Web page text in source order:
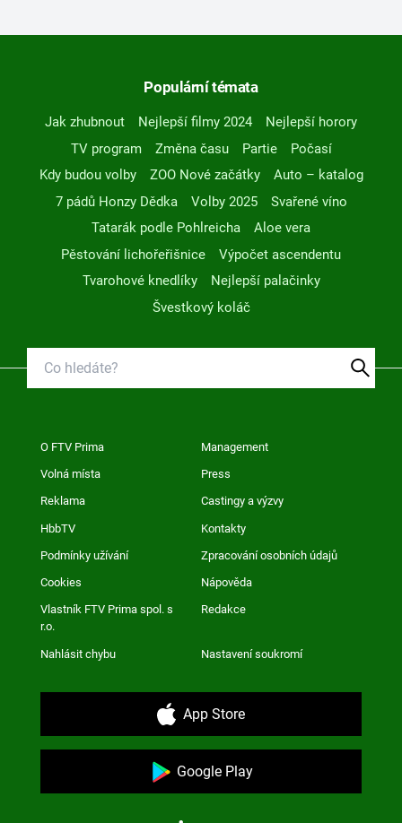
Populární témata
Jak zhubnout Nejlepší filmy 2024
Nejlepší horory
TV program
Změna času Partie
Počasí
Kdy budou volby
ZOO Nové začátky
Auto – katalog
7 pádů Honzy Dědka
Volby 2025
Svařené víno
Tatarák podle Pohlreicha
Aloe vera
Pěstování lichořeřišnice
Výpočet ascendentu
Tvarohové knedlíky
Nejlepší palačinky
Švestkový koláč
O FTV Prima Management
Volná místa Press
Reklama Castingy a výzvy
HbbTV Kontakty
Podmínky užívání Zpracování osobních údajů
Cookies Nápověda
Vlastník FTV Prima spol. s
r.o.
Redakce
Nahlásit chybu Nastavení soukromí
App Store
Google Play